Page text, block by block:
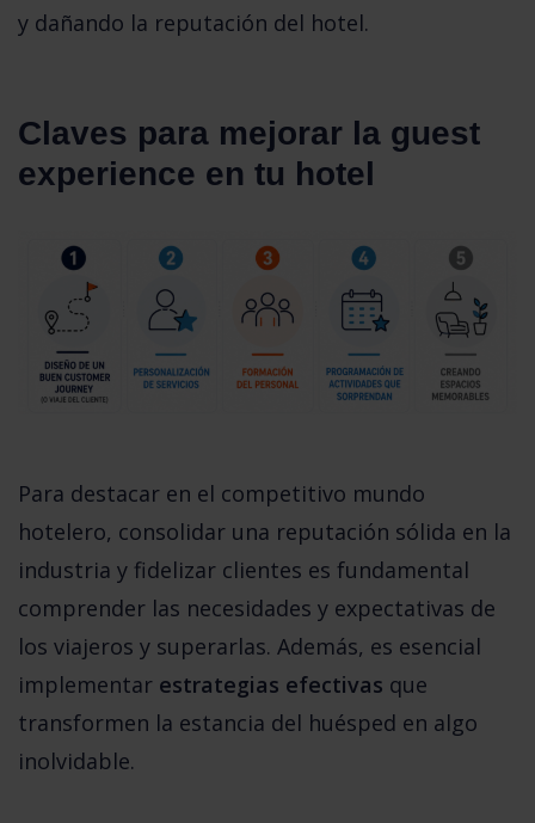
y dañando la reputación del hotel.
Claves para mejorar la guest
experience en tu hotel
Para destacar en el competitivo mundo
hotelero, consolidar una reputación sólida en la
industria y fidelizar clientes es fundamental
comprender las necesidades y expectativas de
los viajeros y superarlas. Además, es esencial
implementar estrategias efectivas que
transformen la estancia del huésped en algo
inolvidable.